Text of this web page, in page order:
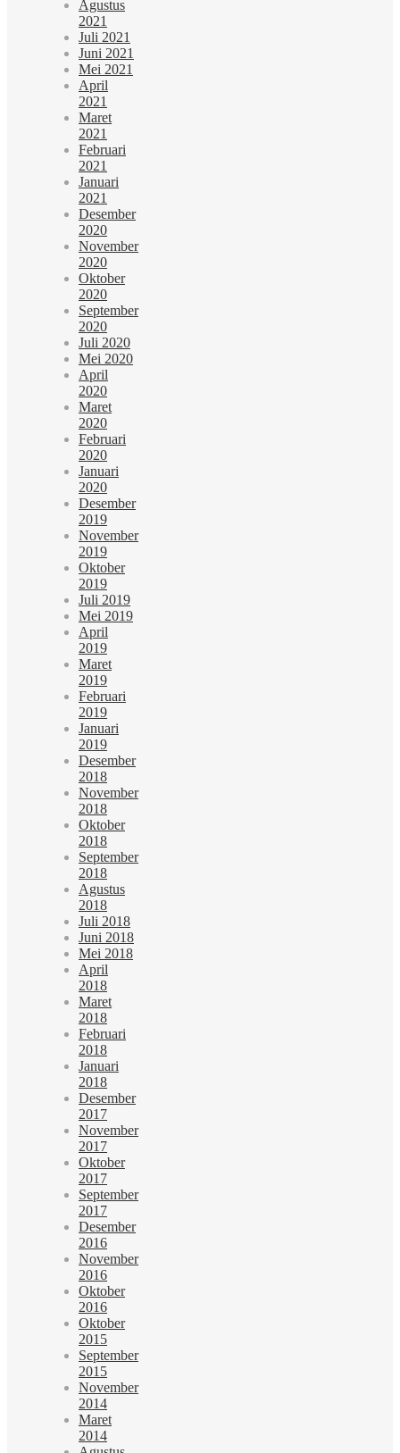
Agustus
2021
Juli 2021
Juni 2021
Mei 2021
April
2021
Maret
2021
Februari
2021
Januari
2021
Desember
2020
November
2020
Oktober
2020
September
2020
Juli 2020
Mei 2020
April
2020
Maret
2020
Februari
2020
Januari
2020
Desember
2019
November
2019
Oktober
2019
Juli 2019
Mei 2019
April
2019
Maret
2019
Februari
2019
Januari
2019
Desember
2018
November
2018
Oktober
2018
September
2018
Agustus
2018
Juli 2018
Juni 2018
Mei 2018
April
2018
Maret
2018
Februari
2018
Januari
2018
Desember
2017
November
2017
Oktober
2017
September
2017
Desember
2016
November
2016
Oktober
2016
Oktober
2015
September
2015
November
2014
Maret
2014